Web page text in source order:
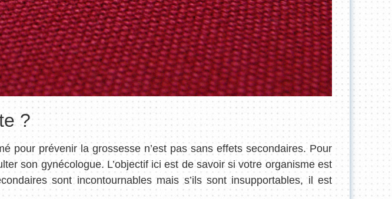
?
pour prévenir la grossesse n’est pas sans effets secondaires. Pour
son gynécologue. L’objectif ici est de savoir si votre organisme est
sont incontournables mais s’ils sont insupportables, il est